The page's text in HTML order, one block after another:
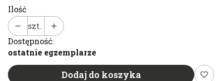
Ilość
szt.
Dostępność:
ostatnie egzemplarze
Dodaj do koszyka